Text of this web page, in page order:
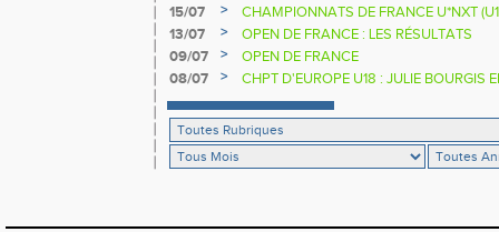
15/07
>
CHAMPIONNATS DE FRANCE U*NXT
13/07
>
OPEN DE FRANCE : LES RÉSULTATS
09/07
>
OPEN DE FRANCE
08/07
> CHPT D'EUROPE U18 : JULIE BOURGIS